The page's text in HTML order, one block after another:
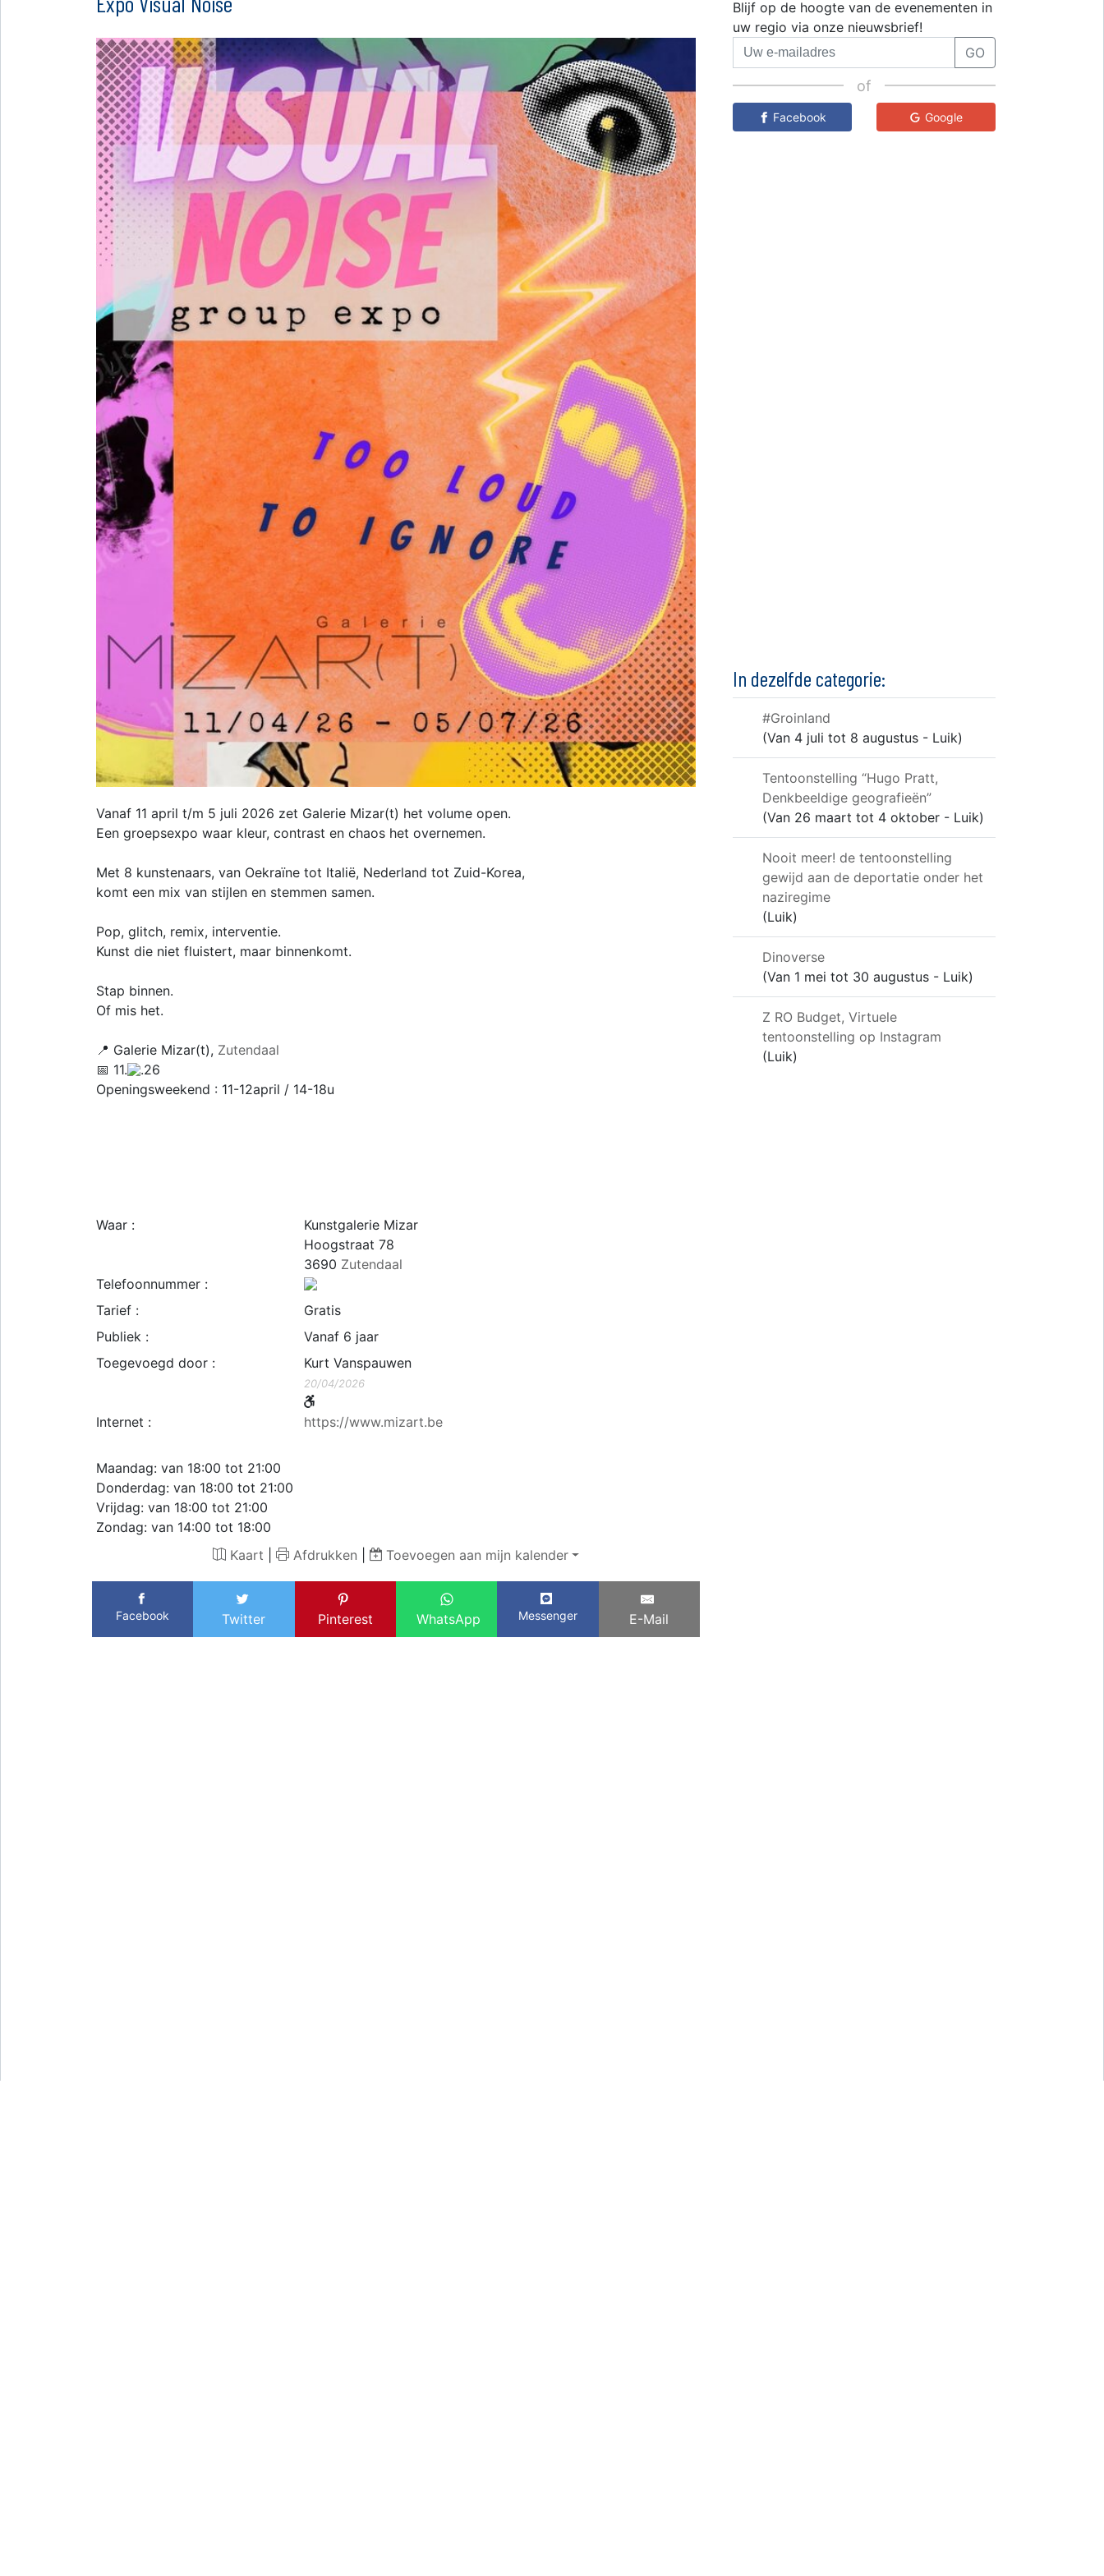
Vanaf 11 april t/m 5 juli 2026 zet Galerie Mizar(t) het volume open.
Een groepsexpo waar kleur, contrast en chaos het overnemen.
Met 8 kunstenaars, van Oekraïne tot Italië, Nederland tot Zuid-Korea,
komt een mix van stijlen en stemmen samen.
Pop, glitch, remix, interventie.
Kunst die niet fluistert, maar binnenkomt.
Stap binnen.
Of mis het.
📍 Galerie Mizar(t), Zutendaal
📅 11.
.26
Openingsweekend : 11-12april / 14-18u
Waar :
Kunstgalerie Mizar
Hoogstraat 78
3690 Zutendaal
Telefoonnummer :
Tarief :
Gratis
Publiek :
Vanaf 6 jaar
Toegevoegd door :
Kurt Vanspauwen
20/04/2026
Internet : https://www.mizart.be
Maandag: van 18:00 tot 21:00
Donderdag: van 18:00 tot 21:00
Vrijdag: van 18:00 tot 21:00
Zondag: van 14:00 tot 18:00
Kaart
Afdrukken Toevoegen aan mijn kalender
Facebook Twitter Pinterest WhatsApp Messenger E-Mail
Blijf op de hoogte van de evenementen in
uw regio via onze nieuwsbrief!
GO
of
Facebook Google
In dezelfde categorie:
#Groinland
(Van 4 juli tot 8 augustus - Luik)
Tentoonstelling “Hugo Pratt,
Denkbeeldige geografieën”
(Van 26 maart tot 4 oktober - Luik)
Nooit meer! de tentoonstelling
gewijd aan de deportatie onder het
naziregime
(Luik)
Dinoverse
(Van 1 mei tot 30 augustus - Luik)
Z RO Budget, Virtuele
tentoonstelling op Instagram
(Luik)